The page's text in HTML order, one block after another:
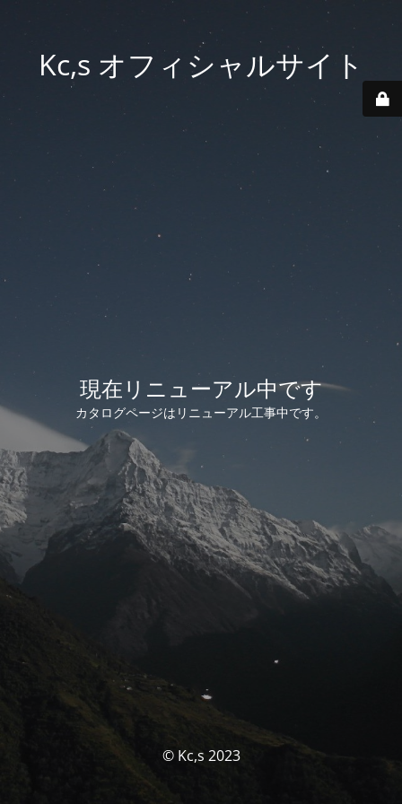
Kc,s オフィシャルサイト
現在リニューアル中です
カタログページはリニューアル工事中です。
© Kc,s 2023